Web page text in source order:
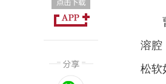
溶腔
松软